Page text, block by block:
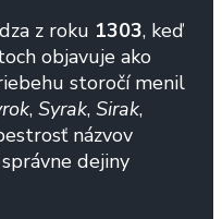
z roku 1303, keď
objavuje ako
storočí menil
, Syrak, Sirak,
názvov
dejiny